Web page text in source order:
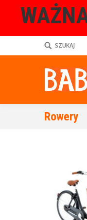
SZUKAJ
Rowery